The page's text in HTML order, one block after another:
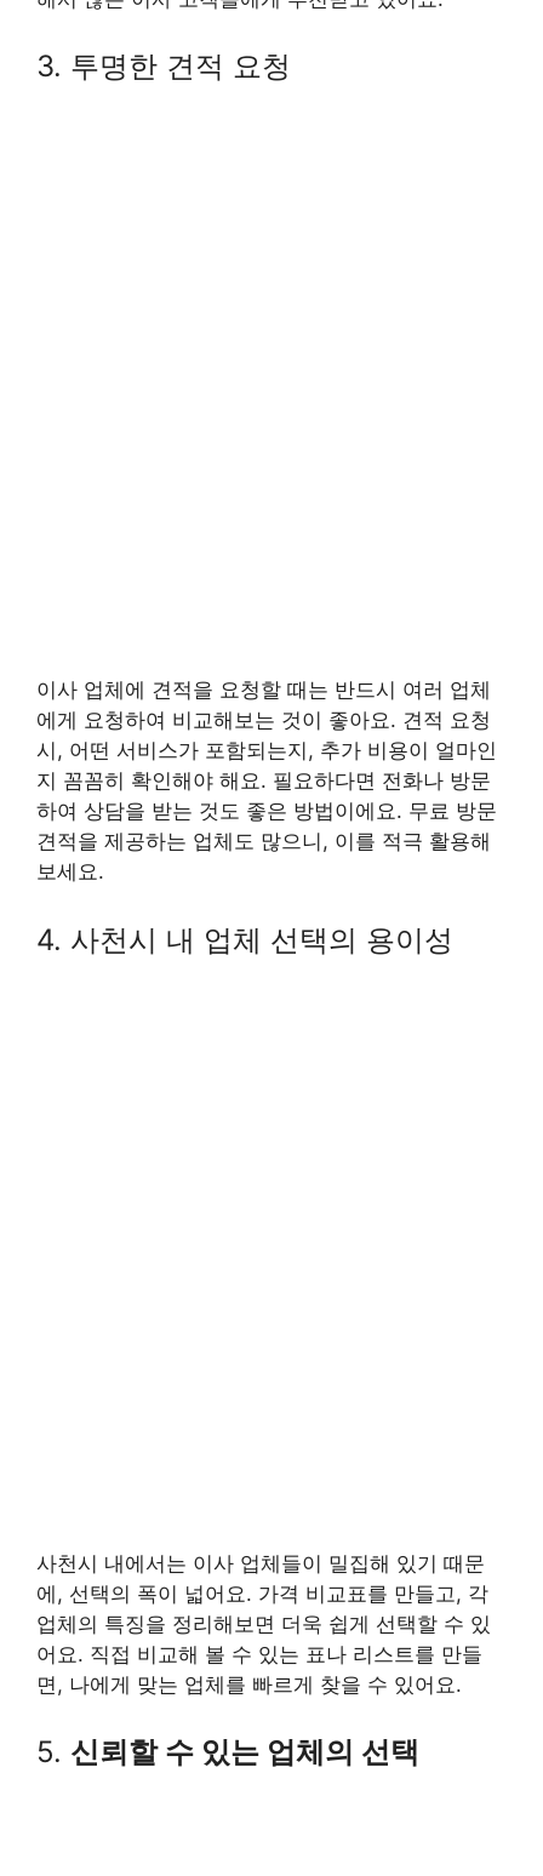
3. 투명한 견적 요청
이사 업체에 견적을 요청할 때는 반드시 여러 업체
에게 요청하여 비교해보는 것이 좋아요. 견적 요청
시, 어떤 서비스가 포함되는지, 추가 비용이 얼마인
지 꼼꼼히 확인해야 해요. 필요하다면 전화나 방문
하여 상담을 받는 것도 좋은 방법이에요. 무료 방문
견적을 제공하는 업체도 많으니, 이를 적극 활용해
보세요.
4. 사천시 내 업체 선택의 용이성
사천시 내에서는 이사 업체들이 밀집해 있기 때문
에, 선택의 폭이 넓어요. 가격 비교표를 만들고, 각
업체의 특징을 정리해보면 더욱 쉽게 선택할 수 있
어요. 직접 비교해 볼 수 있는 표나 리스트를 만들
면, 나에게 맞는 업체를 빠르게 찾을 수 있어요.
5. 신뢰할 수 있는 업체의 선택